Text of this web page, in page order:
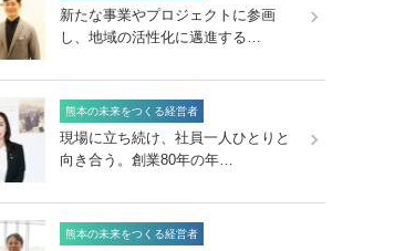
新たな事業やプロジェクトに参画
し、地域の活性化に邁進する…
熊本の未来をつくる経営者
現場に立ち続け、社員一人ひとりと
向き合う。創業80年の年…
熊本の未来をつくる経営者